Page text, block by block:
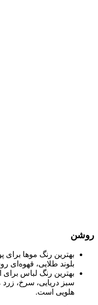
روشن
بهترین رنگ موها
بلوند طلایی، قهوه‌ای
بهترین رنگ لباس
سبز دریایی، سرخ، زرد
هلویی است.